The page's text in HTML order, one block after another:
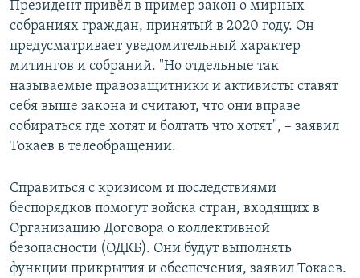
Президент привёл в пример закон о мирных
собраниях граждан, принятый в 2020 году. Он
предусматривает уведомительный характер
митингов и собраний. "Но отдельные так
называемые правозащитники и активисты ставят
себя выше закона и считают, что они вправе
собираться где хотят и болтать что хотят", – заявил
Токаев в телеобращении.
Справиться с кризисом и последствиями
беспорядков помогут войска стран, входящих в
Организацию Договора о коллективной
безопасности (ОДКБ). Они будут выполнять
функции прикрытия и обеспечения, заявил Токаев.